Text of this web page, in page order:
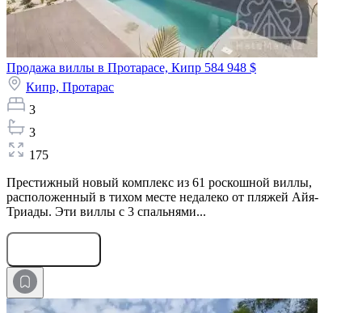
Продажа виллы в Протарасе, Кипр 584 948 $
Кипр, Протарас
3
3
175
Престижный новый комплекс из 61 роскошной виллы,
расположенный в тихом месте недалеко от пляжей Айя-
Триады. Эти виллы с 3 спальнями...